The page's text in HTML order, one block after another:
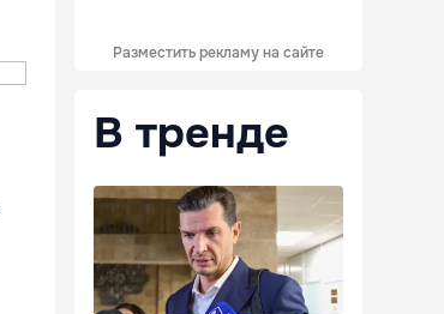
Разместить рекламу на сайте
В тренде